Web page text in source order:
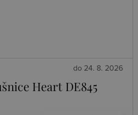
do 24. 8. 2026
Heart DE845